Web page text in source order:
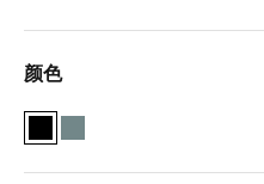
颜色
Thule Chasm courier with
Thule Chasm courier with